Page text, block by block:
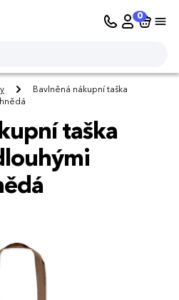
0
Bavlněná nákupní taška
taška